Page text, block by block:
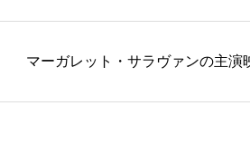
マーガレット・サラヴァンの主演